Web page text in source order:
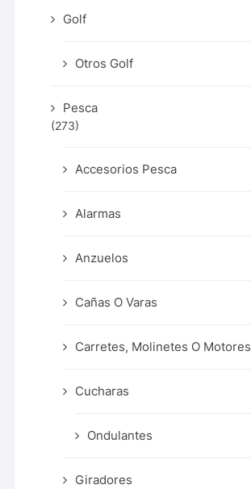
Golf
Otros Golf
Pesca
(273)
Accesorios Pesca
Alarmas
Anzuelos
Cañas O Varas
Carretes, Molinetes O Motores
Cucharas
Ondulantes
Giradores